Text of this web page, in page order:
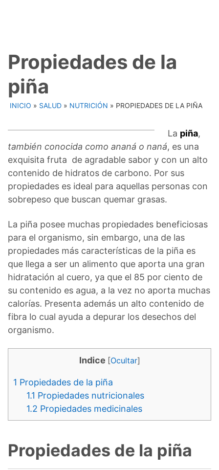
Propiedades de la
piña
INICIO » SALUD » NUTRICIÓN » PROPIEDADES DE LA PIÑA
La piña,
también conocida como ananá o naná, es una
exquisita fruta de agradable sabor y con un alto
contenido de hidratos de carbono. Por sus
propiedades es ideal para aquellas personas con
sobrepeso que buscan quemar grasas.
La piña posee muchas propiedades beneficiosas
para el organismo, sin embargo, una de las
propiedades más características de la piña es
que llega a ser un alimento que aporta una gran
hidratación al cuero, ya que el 85 por ciento de
su contenido es agua, a la vez no aporta muchas
calorías. Presenta además un alto contenido de
fibra lo cual ayuda a depurar los desechos del
organismo.
Indice [Ocultar]
1 Propiedades de la piña
1.1 Propiedades nutricionales
1.2 Propiedades medicinales
Propiedades de la piña